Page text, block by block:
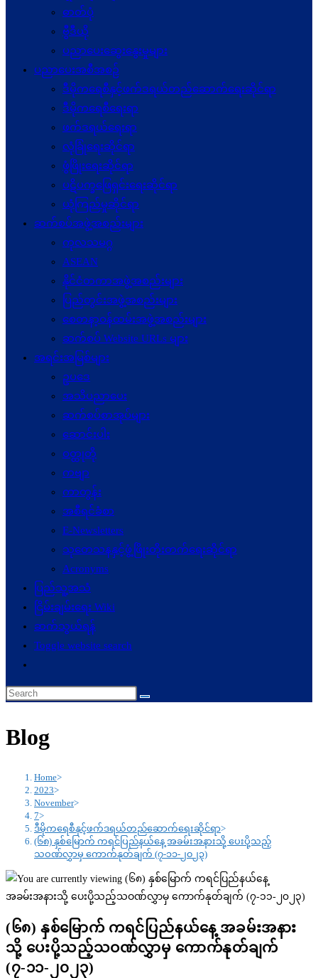
ဓာတ်ပုံ
ဗွီဒီယို
ပညာပေးဆွေးနွေးမှုများ
ပညာပေးအစီအစဉ်
ဒီမိုကရေစီနှင့်ဖက်ဒရယ်တည်ဆောက်ရေးဆိုင်ရာ
ဒီမိုကရေစီရေးရာ
ဖက်ဒရယ်ရေးရာ
လုံခြုံရေးဆိုင်ရာ
ဖွံဖြိုးရေးဆိုင်ရာ
ပဋိပက္ခ‌ဖြေရှင်းရေးဆိုင်ရာ
ယုံကြည်မှုဆိုင်ရာ
ဆက်စပ်အဖွဲ့အစည်းများ
ကုလသမဂ္ဂ
ASEAN
နိုင်ငံတကာအဖွဲ့အစည်းများ
ပြည်တွင်းအဖွဲ့အစည်းများ
စေတနာ့ဝန်ထမ်းအဖွဲ့အစည်းများ
ဆက်စပ် Website URLs များ
အရင်းအမြစ်များ
ဥပဒေ
အသိပညာပေး
ဆက်စပ်စာအုပ်များ
ဆောင်းပါး
ဝတ္ထုတို
ကဗျာ
ကာတွန်း
အစီရင်ခံစာ
E-Newsletters
သုတေသနနှင့်ဖွံ့ဖြိုးတိုးတက်ရေးဆိုင်ရာ
Acronyms
ပြည်သူ့အသံ
ငြိမ်းချမ်းရေး Wiki
ဆက်သွယ်ရန်
Toggle website search
Blog
Home>
2023>
November>
7>
ဒီမိုကရေစီနှင့်ဖက်ဒရယ်တည်ဆောက်ရေးဆိုင်ရာ>
(၆၈) နှစ်မြောက် ကရင်ပြည်နယ်နေ့ အခမ်းအနားသို့ ပေးပို့သည့်
သဝဏ်လွှာမှ ကောက်နုတ်ချက် (၇-၁၁-၂၀၂၃)
(၆၈) နှစ်မြောက် ကရင်ပြည်နယ်နေ့ အခမ်းအနား
သို့ ပေးပို့သည့်သဝဏ်လွှာမှ ကောက်နုတ်ချက်
(၇-၁၁-၂၀၂၃)